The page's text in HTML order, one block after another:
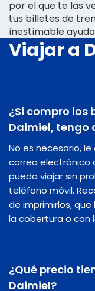
por el que te las
tus billetes de
inestimable
Viajar a
¿Si compro los
Daimiel, tengo
No es necesario,
correo electrónico
pueda viajar sin
teléfono móvil.
de imprimirlos,
la cobertura o con
¿Qué precio
Daimiel?